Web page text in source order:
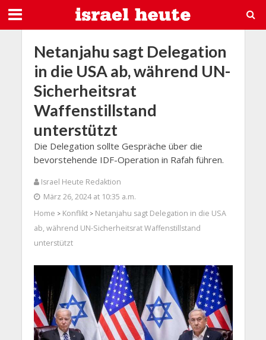
Netanjahu sagt Delegation
in die USA ab, während UN-
Sicherheitsrat
Waffenstillstand
unterstützt
Die Delegation sollte Gespräche über die
bevorstehende IDF-Operation in Rafah führen.
Israel Heute Redaktion
März 26, 2024 at 10:35 a.m.
Home > Konflikt> Netanjahu sagt Delegation in die USA
ab, während UN-Sicherheitsrat Waffenstillstand
unterstützt